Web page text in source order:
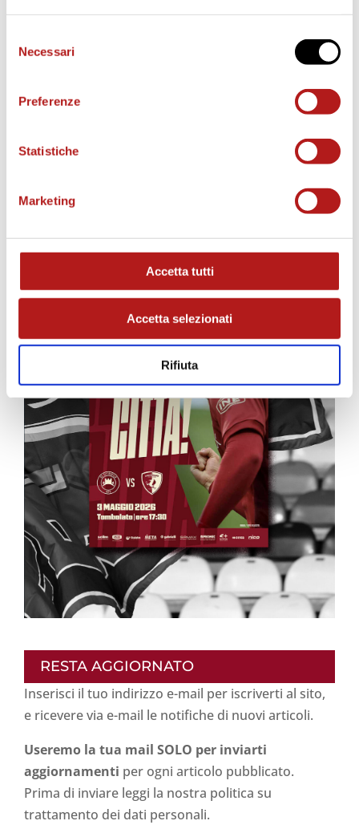
delNecessari
Preferenze
Statistiche
Marketing
Accetta tutti
Accetta selezionati
Rifiuta
MATCH PROGRAM
RESTA AGGIORNATO
Inserisci il tuo indirizzo e-mail per iscriverti al sito,
e ricevere via e-mail le notifiche di nuovi articoli.
Useremo la tua mail SOLO per inviarti
aggiornamenti per ogni articolo pubblicato.
Prima di inviare leggi la nostra politica su
trattamento dei dati personali.